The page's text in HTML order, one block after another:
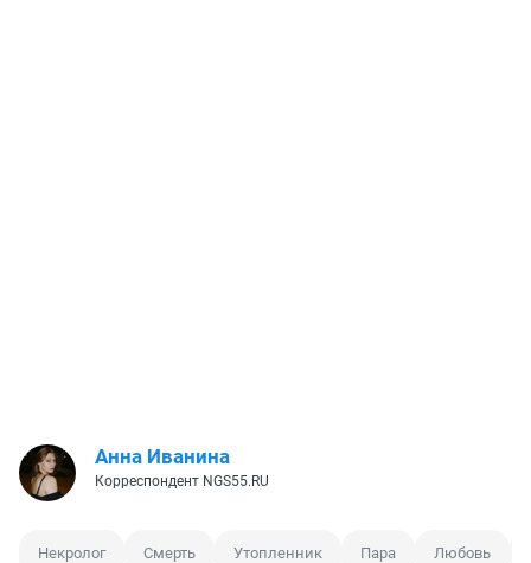
Анна Иванина
Корреспондент NGS55.RU
Некролог Смерть Утопленник Пара Любовь